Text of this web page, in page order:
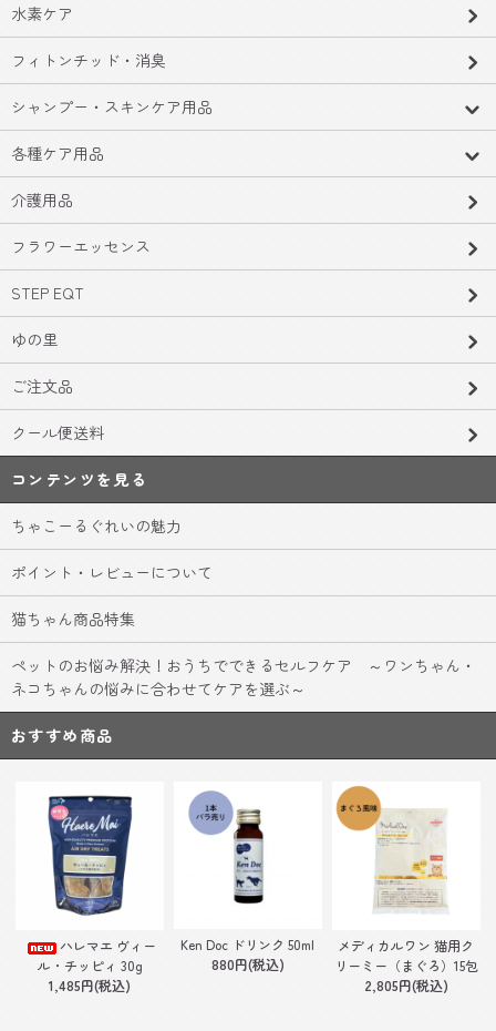
水素ケア
フィトンチッド・消臭
シャンプー・スキンケア用品
各種ケア用品
介護用品
フラワーエッセンス
STEP EQT
ゆの里
ご注文品
クール便送料
コンテンツを見る
ちゃこーるぐれいの魅力
ポイント・レビューについて
猫ちゃん商品特集
ペットのお悩み解決！おうちでできるセルフケア ～ワンちゃん・
ネコちゃんの悩みに合わせてケアを選ぶ～
おすすめ商品
ハレマエ ヴィー
ル・チッピィ 30g
1,485円(税込)
Ken Doc ドリンク 50ml
880円(税込)
メディカルワン 猫用ク
リーミー（まぐろ）15包
2,805円(税込)